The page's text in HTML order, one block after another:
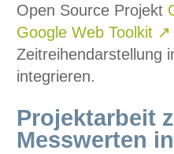
Open Source Projekt
Google Web Toolkit ↗
Zeitreihendarstellung
integrieren.
Projektarbeit
Messwerten